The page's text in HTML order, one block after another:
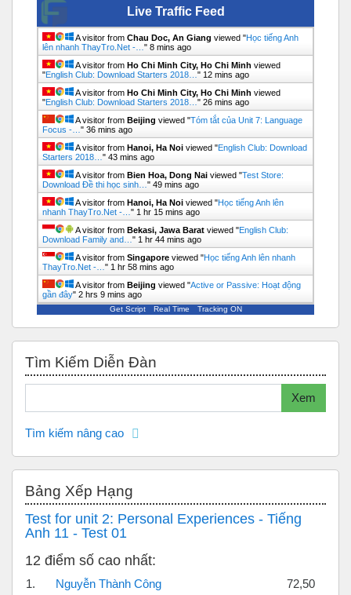
Live Traffic Feed
A visitor from Chau Doc, An Giang viewed "Học tiếng Anh
lên nhanh ThayTro.Net -… " 8 mins ago
A visitor from Ho Chi Minh City, Ho Chi Minh viewed
"English Club: Download Starters 2018… " 12 mins ago
A visitor from Ho Chi Minh City, Ho Chi Minh viewed
"English Club: Download Starters 2018… " 26 mins ago
A visitor from Beijing viewed "Tóm tắt của Unit 7: Language
Focus -… " 36 mins ago
A visitor from Hanoi, Ha Noi viewed "English Club: Download
Starters 2018… " 43 mins ago
A visitor from Bien Hoa, Dong Nai viewed "Test Store:
Download Đề thi học sinh… " 49 mins ago
A visitor from Hanoi, Ha Noi viewed "Học tiếng Anh lên
nhanh ThayTro.Net -… " 1 hr 15 mins ago
A visitor from Bekasi, Jawa Barat viewed "English Club:
Download Family and… " 1 hr 44 mins ago
A visitor from Singapore viewed "Học tiếng Anh lên nhanh
ThayTro.Net -… " 1 hr 58 mins ago
A visitor from Beijing viewed "Active or Passive: Hoạt động
gần đây" 2 hrs 9 mins ago
Get Script Real Time Tracking ON
Tìm Kiếm Diễn Đàn
Xem
Tìm kiếm nâng cao
Bảng Xếp Hạng
Test for unit 2: Personal Experiences - Tiếng
Anh 11 - Test 01
12 điểm số cao nhất:
1. Nguyễn Thành Công
72,50